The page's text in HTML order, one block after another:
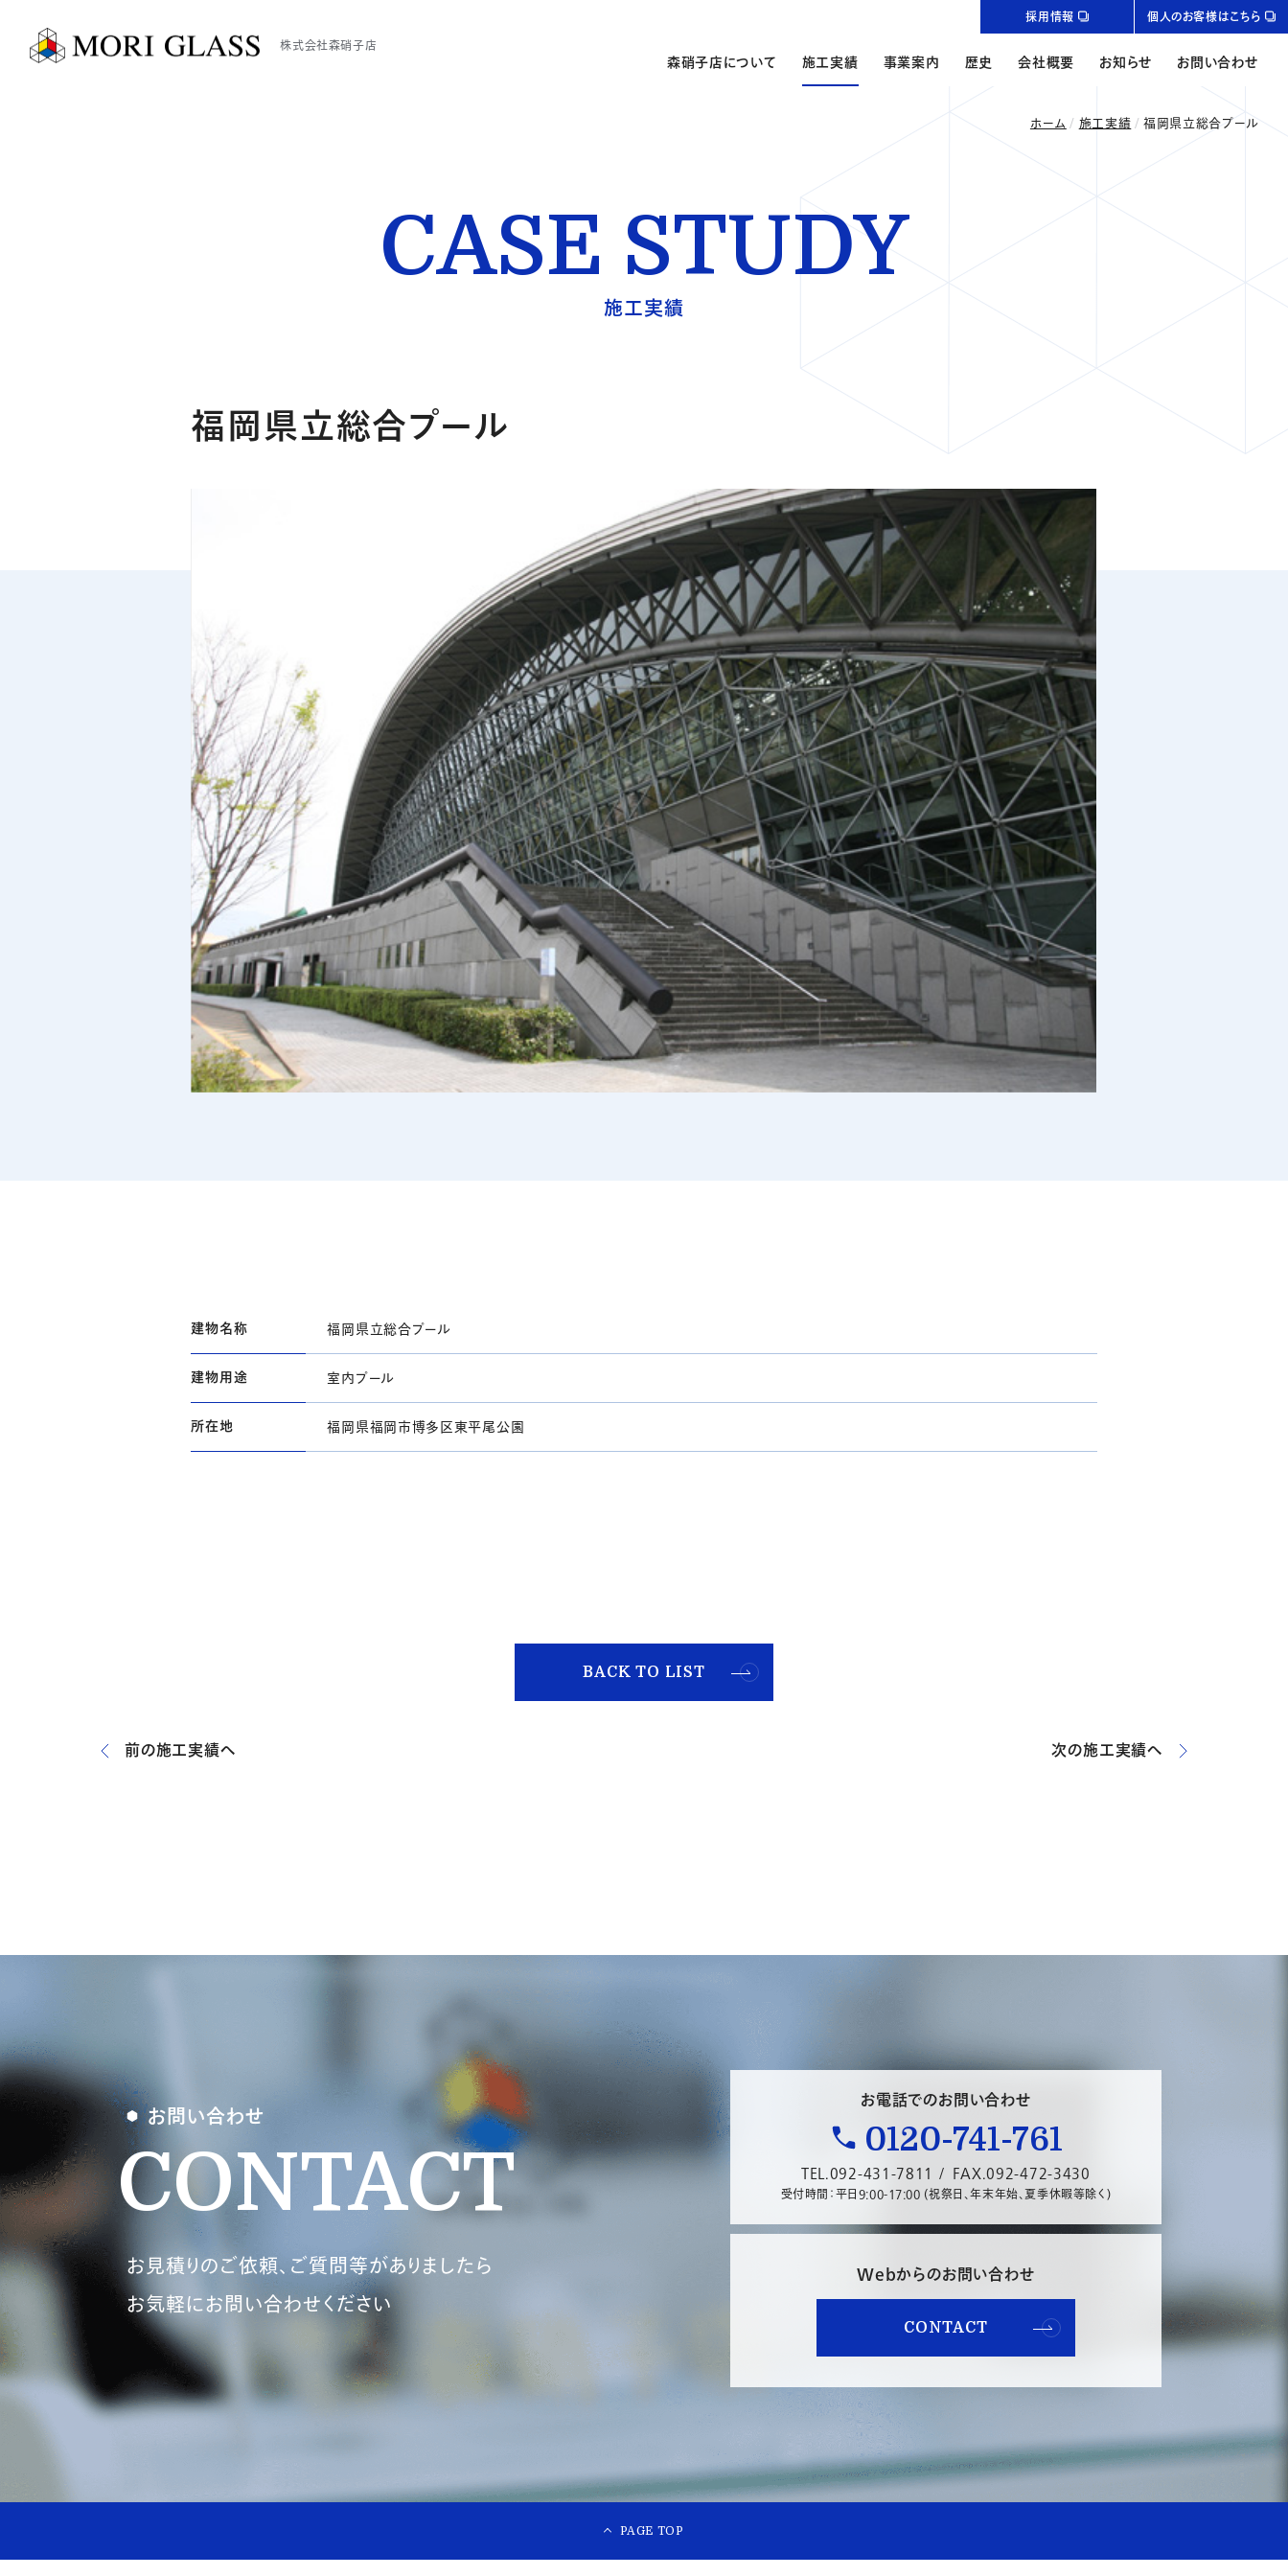
株式会社森硝子店
森硝子店について 施工実績 事業案内 歴史 会社概要 お知らせ お問い合わせ
採用情報 個人のお客様はこちら
ホーム 施工実績 福岡県立総合プール
CASE STUDY
施工実績
福岡県立総合プール
建物名称 福岡県立総合プール
建物用途 室内プール
所在地 福岡県福岡市博多区東平尾公園
BACK TO LIST
前の施工実績へ 次の施工実績へ
お問い合わせ
CONTACT
お見積りのご依頼、ご質問等がありましたら
お気軽にお問い合わせください
お電話でのお問い合わせ
0120-741-761
TEL.092-431-7811 / FAX.092-472-3430
受付時間：平日9:00-17:00 (祝祭日、年末年始、夏季休暇等除く)
Webからのお問い合わせ
CONTACT
PAGE TOP